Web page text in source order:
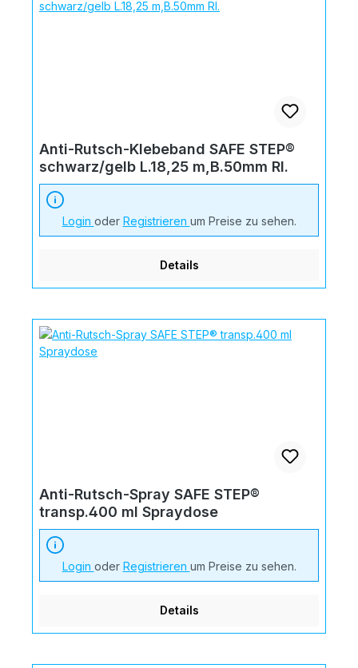
Anti-Rutsch-Klebeband SAFE STEP®
schwarz/gelb L.18,25 m,B.50mm Rl.
Login oder Registrieren um Preise zu sehen.
Details
Anti-Rutsch-Spray SAFE STEP®
transp.400 ml Spraydose
Login oder Registrieren um Preise zu sehen.
Details